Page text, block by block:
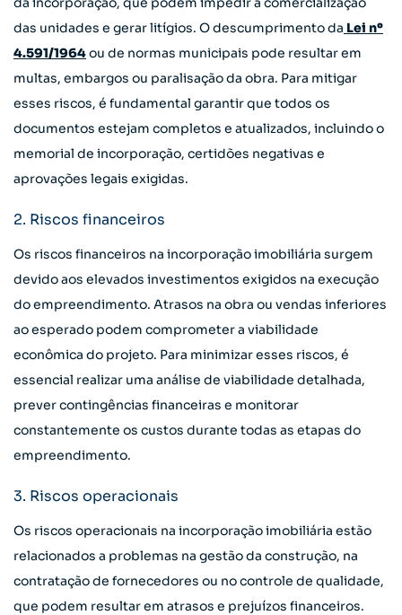
das unidades e gerar litígios. O descumprimento da Lei nº
4.591/1964ou de normas municipais pode resultar em
multas, embargos ou paralisação da obra. Para mitigar
esses riscos, é fundamental garantir que todos os
documentos estejam completos e atualizados, incluindo o
memorial de incorporação, certidões negativas e
aprovações legais exigidas.
2. Riscos financeiros
Os riscos financeiros na incorporação imobiliária surgem
devido aos elevados investimentos exigidos na execução
do empreendimento. Atrasos na obra ou vendas inferiores
ao esperado podem comprometer a viabilidade
econômica do projeto. Para minimizar esses riscos, é
essencial realizar uma análise de viabilidade detalhada,
prever contingências financeiras e monitorar
constantemente os custos durante todas as etapas do
empreendimento.
3. Riscos operacionais
Os riscos operacionais na incorporação imobiliária estão
relacionados a problemas na gestão da construção, na
contratação de fornecedores ou no controle de qualidade,
que podem resultar em atrasos e prejuízos financeiros.